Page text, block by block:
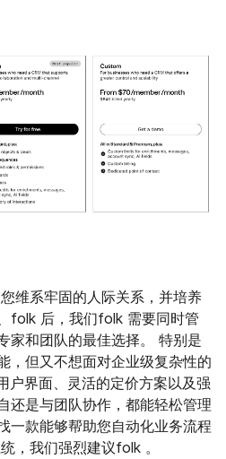
维系牢固的人际关系，并培养
folk 后，我们folk 需要同时管
家和团队的最佳选择。 特别是
，但又不想面对企业级复杂性的
界面、灵活的定价方案以及强
还是与团队协作，都能轻松管理
一款能够帮助您自动化业务流程
，我们强烈建议folk 。